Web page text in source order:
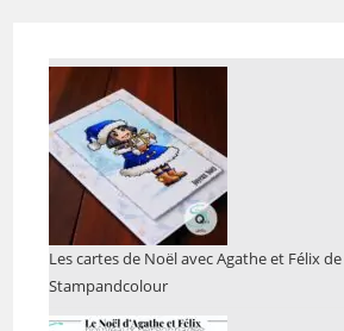
Les cartes de Noël avec Agathe et Félix
Stampandcolour